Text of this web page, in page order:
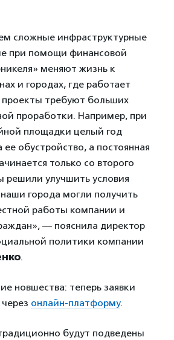
сложные инфраструктурные
при помощи финансовой
меняют жизнь к
и городах, где работает
проекты требуют больших
проработки. Например, при
площадки целый год
ее обустройство, а постоянная
только со второго
решили улучшить условия
города могли получить
работы компании и
— пояснила директор
политики компании
.
новшества: теперь заявки
онлайн-платформу.
будут подведены